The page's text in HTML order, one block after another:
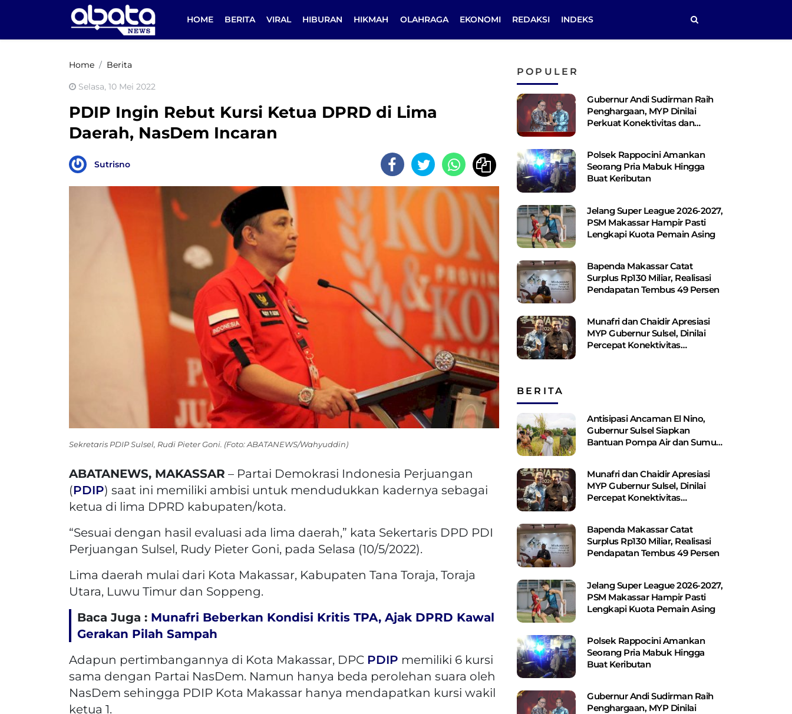
HOME BERITA VIRAL HIBURAN HIKMAH OLAHRAGA EKONOMI REDAKSI INDEKS
Home Berita
Selasa, 10 Mei 2022
PDIP Ingin Rebut Kursi Ketua DPRD di Lima
Daerah, NasDem Incaran
Sutrisno
Sekretaris PDIP Sulsel, Rudi Pieter Goni. (Foto: ABATANEWS/Wahyuddin)
ABATANEWS, MAKASSAR – Partai Demokrasi Indonesia Perjuangan
(PDIP) saat ini memiliki ambisi untuk mendudukkan kadernya sebagai
ketua di lima DPRD kabupaten/kota.
“Sesuai dengan hasil evaluasi ada lima daerah,” kata Sekertaris DPD PDI
Perjuangan Sulsel, Rudy Pieter Goni, pada Selasa (10/5/2022).
Lima daerah mulai dari Kota Makassar, Kabupaten Tana Toraja, Toraja
Utara, Luwu Timur dan Soppeng.
Baca Juga : Munafri Beberkan Kondisi Kritis TPA, Ajak DPRD Kawal
Gerakan Pilah Sampah
Adapun pertimbangannya di Kota Makassar, DPC PDIP memiliki 6 kursi
sama dengan Partai NasDem. Namun hanya beda perolehan suara oleh
NasDem sehingga PDIP Kota Makassar hanya mendapatkan kursi wakil
ketua 1.
POPULER
Gubernur Andi Sudirman Raih
Penghargaan, MYP Dinilai
Perkuat Konektivitas dan
Polsek Rappocini Amankan
Seorang Pria Mabuk Hingga
Buat Keributan
Jelang Super League 2026-2027,
PSM Makassar Hampir Pasti
Lengkapi Kuota Pemain Asing
Bapenda Makassar Catat
Surplus Rp130 ​​Miliar, Realisasi
Pendapatan Tembus 49 Persen
Munafri dan Chaidir Apresiasi
MYP Gubernur Sulsel, Dinilai
Percepat Konektivitas
BERITA
Antisipasi Ancaman El Nino,
Gubernur Sulsel Siapkan
Bantuan Pompa Air dan Sumur
Munafri dan Chaidir Apresiasi
MYP Gubernur Sulsel, Dinilai
Percepat Konektivitas
Bapenda Makassar Catat
Surplus Rp130 ​​Miliar, Realisasi
Pendapatan Tembus 49 Persen
Jelang Super League 2026-2027,
PSM Makassar Hampir Pasti
Lengkapi Kuota Pemain Asing
Polsek Rappocini Amankan
Seorang Pria Mabuk Hingga
Buat Keributan
Gubernur Andi Sudirman Raih
Penghargaan, MYP Dinilai